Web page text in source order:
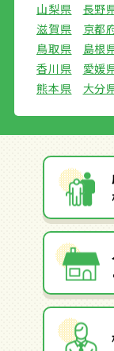
山梨県
長野
滋賀県
京都
鳥取県
島根
香川県
愛媛
熊本県
大分